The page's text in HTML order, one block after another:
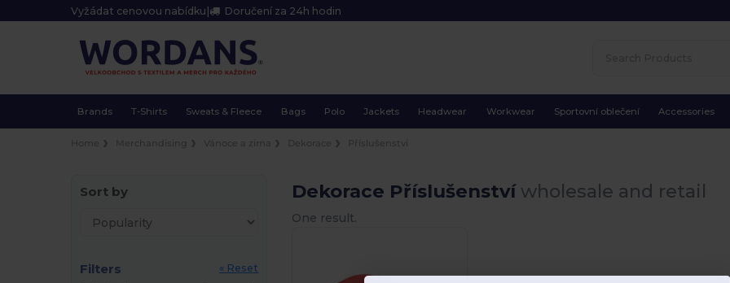
Vyžádat cenovou nabídku | Doručení za 24h hodin
Brands T-Shirts Sweats & Fleece Bags Polo Jackets Headwear Workwear Sportovní oblečení Accessories
Sort by
Filters
« Reset
Dekorace Příslušenství wholesale and retail
One result.